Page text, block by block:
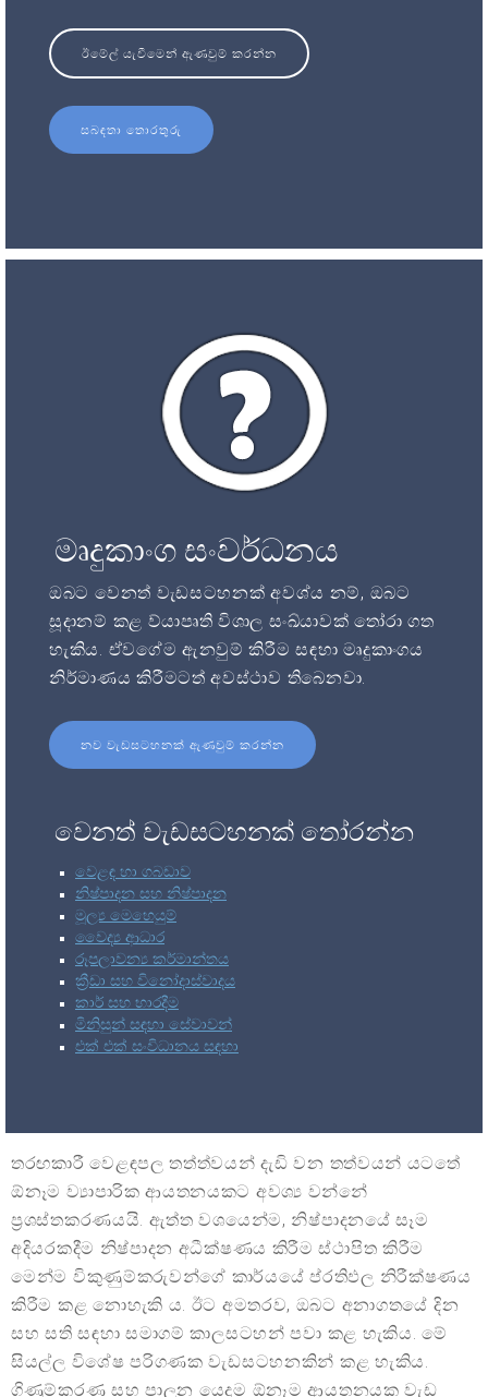
ඊමේල් යැවීමෙන් ඇණවුම් කරන්න
සබඳතා තොරතුරු
මෘදුකාංග සංවර්ධනය
ඔබට වෙනත් වැඩසටහනක් අවශ්ය නම්, ඔබට
සූදානම් කළ ව්යාපෘති විශාල සංඛ්යාවක් තෝරා ගත
හැකිය. ඒවගේම ඇනවුම් කිරීම සඳහා මෘදුකාංගය
නිර්මාණය කිරීමටත් අවස්ථාව තිබෙනවා.
නව වැඩසටහනක් ඇණවුම් කරන්න
වෙනත් වැඩසටහනක් තෝරන්න
වෙළඳ හා ගබඩාව
නිෂ්පාදන සහ නිෂ්පාදන
මූල්‍ය මෙහෙයුම්
වෛද්‍ය ආධාර
රූපලාවන්‍ය කර්මාන්තය
ක්‍රීඩා සහ විනෝදාස්වාදය
කාර් සහ භාරදීම
මිනිසුන් සඳහා සේවාවන්
එක් එක් සංවිධානය සඳහා
තරඟකාරී වෙළඳපල තත්ත්‍වයන් දැඩි වන තත්වයන් යටතේ
ඕනෑම ව්‍යාපාරික ආයතනයකට අවශ්‍ය වන්නේ
ප්‍රශස්තකරණයයි. ඇත්ත වශයෙන්ම, නිෂ්පාදනයේ සෑම
අදියරකදීම නිෂ්පාදන අධීක්ෂණය කිරීම ස්ථාපිත කිරීම
මෙන්ම විකුණුම්කරුවන්ගේ කාර්යයේ ප්රතිඵල නිරීක්ෂණය
කිරීම කළ නොහැකි ය. ඊට අමතරව, ඔබට අනාගතයේ දින
සහ සති සඳහා සමාගම් කාලසටහන් පවා කළ හැකිය. මේ
සියල්ල විශේෂ පරිගණක වැඩසටහනකින් කළ හැකිය.
ගිණුම්කරණ සහ පාලන යෙදුම ඕනෑම ආයතනයක වැඩ